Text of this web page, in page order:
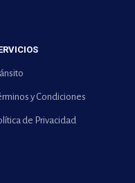
y Condiciones
de Privacidad